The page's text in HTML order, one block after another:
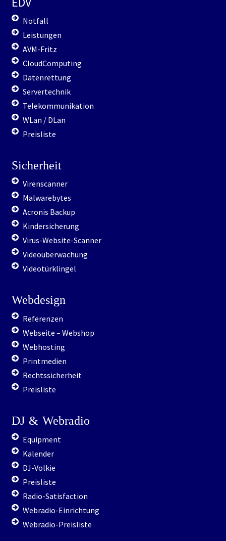
Notfall
Leistungen
AVM-Fritz
CloudComputing
Datenrettung
Servertechnik
Telekommunikation
WLan / DLan
Preisliste
Virenscanner
Malwarebytes
Acronis Backup
Kindersicherung
Virus-Website-Scanner
Videoüberwachung
Videotürklingel
Referenzen
Webseite – Webshop
Webhosting
Printmedien
Rechtssicherheit
Preisliste
Equipment
Kalender
DJ-Volkie
Preisliste
Radio-Satisfaction
Webradio-Einrichtung
Webradio-Preisliste